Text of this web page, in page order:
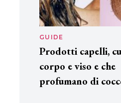
GUIDE
Prodotti capelli,
corpo e viso e che
profumano di